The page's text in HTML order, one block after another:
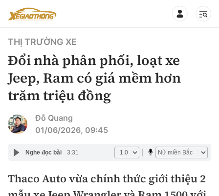
CHUYÊN MỤC QUAY LẠI BÁO XÂY DỰNG
360° xe
Chính sách
Hạ tầng phương tiện
Góc nhìn
Thị trường xe
Xe chuyên dụng
Đánh giá xe
Đánh giá xe mới
THỊ TRƯỜNG XE
Đổi nhà phân phối, loạt xe
Jeep, Ram có giá mềm hơn
trăm triệu đồng
Đỗ Quang
01/06/2026, 09:45
Nghe đọc bài 3:31
Thaco Auto vừa chính thức giới thiệu 2